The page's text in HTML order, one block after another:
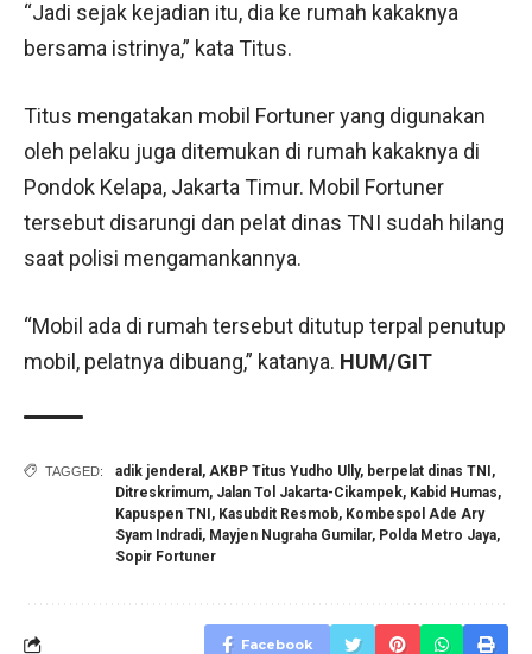
“Jadi sejak kejadian itu, dia ke rumah kakaknya
bersama istrinya,” kata Titus.
Titus mengatakan mobil Fortuner yang digunakan
oleh pelaku juga ditemukan di rumah kakaknya di
Pondok Kelapa, Jakarta Timur. Mobil Fortuner
tersebut disarungi dan pelat dinas TNI sudah hilang
saat polisi mengamankannya.
“Mobil ada di rumah tersebut ditutup terpal penutup
mobil, pelatnya dibuang,” katanya. HUM/GIT
TAGGED: adik jenderal , AKBP Titus Yudho Ully, berpelat dinas TNI,
Ditreskrimum, Jalan Tol Jakarta-Cikampek, Kabid Humas,
Kapuspen TNI, Kasubdit Resmob, Kombespol Ade Ary
Syam Indradi, Mayjen Nugraha Gumilar, Polda Metro Jaya,
Sopir Fortuner
Facebook